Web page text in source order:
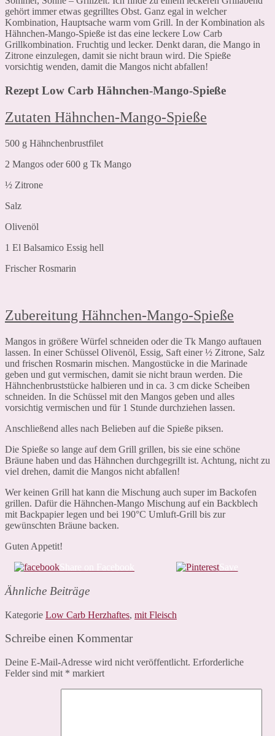
gehört immer etwas gegrilltes Obst. Ganz egal in welcher
Kombination, Hauptsache warm vom Grill. In der Kombination als
Hähnchen-Mango-Spieße ist das eine leckere Low Carb
Grillkombination. Fruchtig und lecker. Denkt daran, die Mango in
Zitrone einzulegen, damit sie nicht braun wird. Die Spieße
vorsichtig wenden, damit die Mangos nicht abfallen!
Rezept Low Carb Hähnchen-Mango-Spieße
Zutaten Hähnchen-Mango-Spieße
500 g Hähnchenbrustfilet
2 Mangos oder 600 g Tk Mango
½ Zitrone
Salz
Olivenöl
1 El Balsamico Essig hell
Frischer Rosmarin
Zubereitung Hähnchen-Mango-Spieße
Mangos in größere Würfel schneiden oder die Tk Mango auftauen
lassen. In einer Schüssel Olivenöl, Essig, Saft einer ½ Zitrone, Salz
und frischen Rosmarin mischen. Mangostücke in die Marinade
geben und gut vermischen, damit sie nicht braun werden. Die
Hähnchenbruststücke halbieren und in ca. 3 cm dicke Scheiben
schneiden. In die Schüssel mit den Mangos geben und alles
vorsichtig vermischen und für 1 Stunde durchziehen lassen.
Anschließend alles nach Belieben auf die Spieße piksen.
Die Spieße so lange auf dem Grill grillen, bis sie eine schöne
Bräune haben und das Hähnchen durchgegrillt ist. Achtung, nicht zu
viel drehen, damit die Mangos nicht abfallen!
Wer keinen Grill hat kann die Mischung auch super im Backofen
grillen. Dafür die Hähnchen-Mango Mischung auf ein Backblech
mit Backpapier legen und bei 190°C Umluft-Grill bis zur
gewünschten Bräune backen.
Guten Appetit!
Save
Ähnliche Beiträge
Kategorie Low Carb Herzhaftes, mit Fleisch
Schreibe einen Kommentar
Deine E-Mail-Adresse wird nicht veröffentlicht. Erforderliche
Felder sind mit * markiert